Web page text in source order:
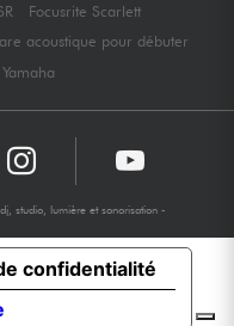
Focusrite Scarlett
acoustique pour débuter
studio, lumière et sonorisation -
confidentialité